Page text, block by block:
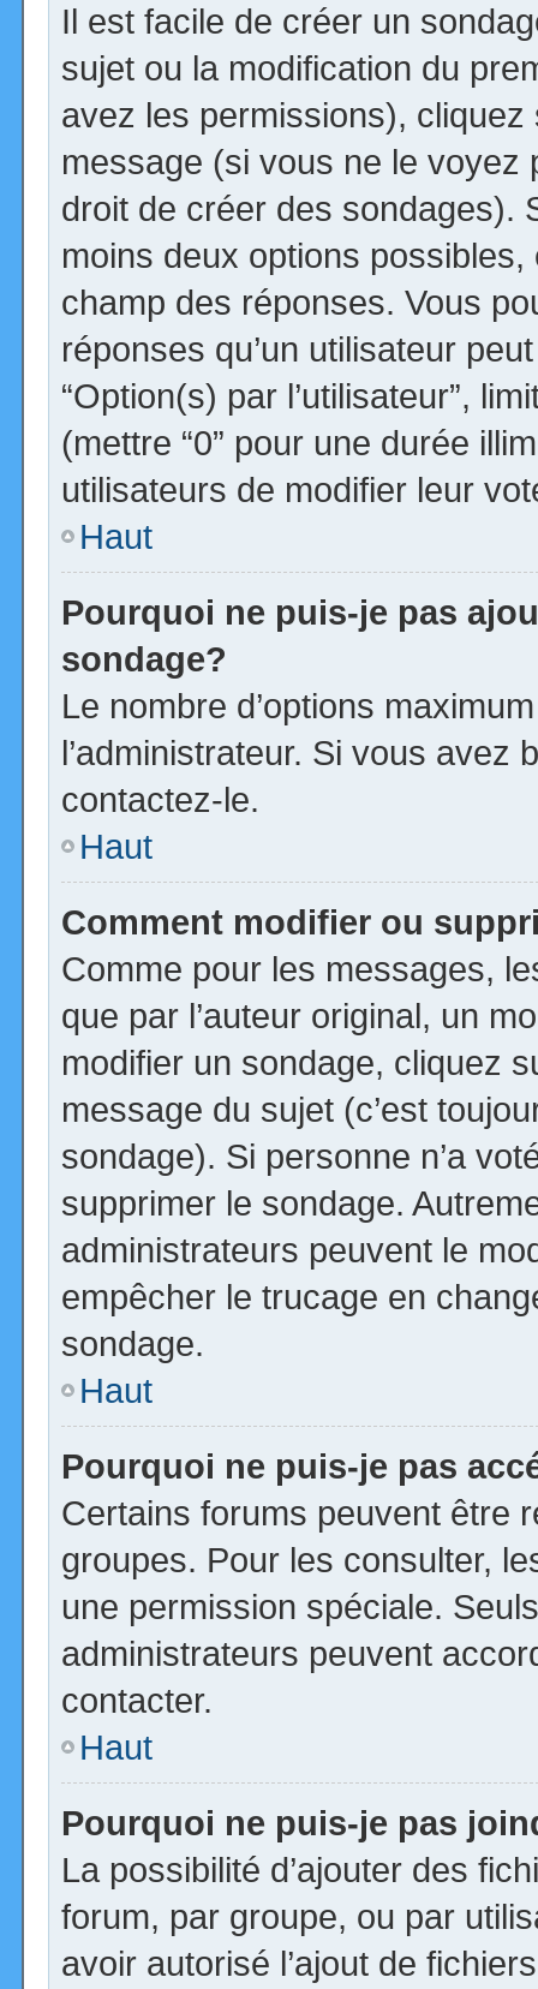
Il est facile de créer un
sujet ou la modification du
avez les permissions), cliquez
message (si vous ne le voyez
droit de créer des sondages).
moins deux options
champ des réponses. Vous
réponses qu’un utilisateur
“Option(s) par l’utilisateur”,
(mettre “0” pour une durée
utilisateurs de modifier leur
Haut
Pourquoi ne puis-je pas
sondage?
Le nombre d’options
l’administrateur. Si vous avez
contactez-le.
Haut
Comment modifier ou
Comme pour les messages,
que par l’auteur original, un
modifier un sondage, cliquez
message du sujet (c’est
sondage). Si personne n’a
supprimer le sondage.
administrateurs peuvent le
empêcher le trucage en
sondage.
Haut
Pourquoi ne puis-je pas
Certains forums peuvent être
groupes. Pour les consulter,
une permission spéciale.
administrateurs peuvent
contacter.
Haut
Pourquoi ne puis-je pas
La possibilité d’ajouter des
forum, par groupe, ou par
avoir autorisé l’ajout de